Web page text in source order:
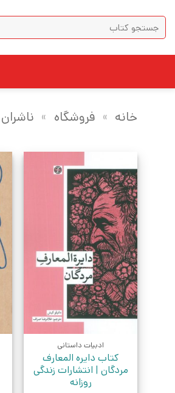
content
جستجو
برای:
خانه » فروشگاه » ناشران
ادبیات داستانی
کتاب دایره المعارف
مردگان | انتشارات زندگی
روزانه